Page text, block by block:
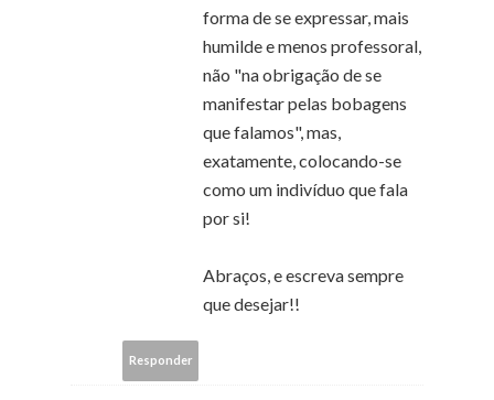
forma de se expressar, mais
humilde e menos professoral,
não "na obrigação de se
manifestar pelas bobagens
que falamos", mas,
exatamente, colocando-se
como um indivíduo que fala
por si!
Abraços, e escreva sempre
que desejar!!
Responder